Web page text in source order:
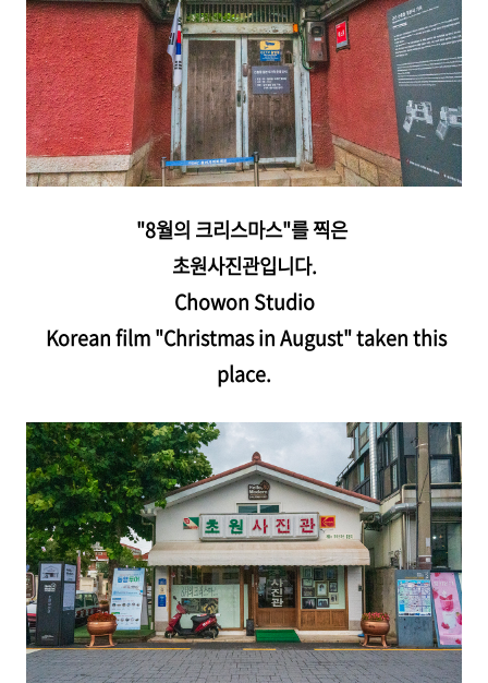
"8월의 크리스마스"를 찍은
초원사진관입니다.
Chowon Studio
Korean film "Christmas in August" taken this
place.